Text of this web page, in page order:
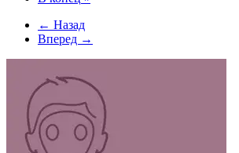
← Назад
Вперед →